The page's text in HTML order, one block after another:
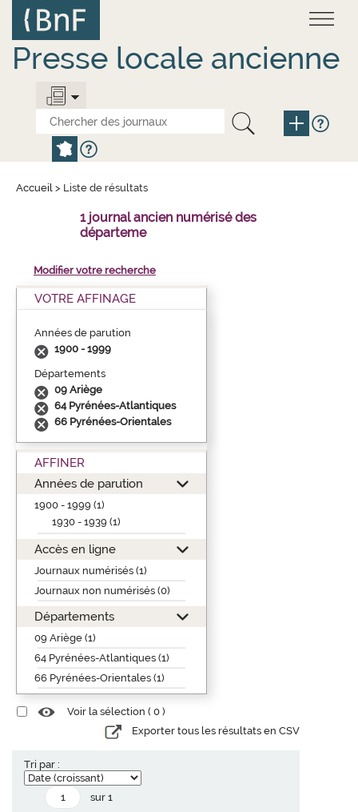
contenu
principal
Presse locale ancienne
Accueil > Liste de résultats
1 journal ancien numérisé des
départeme
Modifier votre recherche
VOTRE AFFINAGE
Années de parution
1900 - 1999
Départements
09 Ariège
64 Pyrénées-Atlantiques
66 Pyrénées-Orientales
AFFINER
Années de parution
1900 - 1999 (1)
1930 - 1939 (1)
Accès en ligne
Journaux numérisés (1)
Journaux non numérisés (0)
Départements
09 Ariège (1)
64 Pyrénées-Atlantiques (1)
66 Pyrénées-Orientales (1)
Voir la sélection ( 0 )
Exporter tous les résultats en CSV
Tri par :
sur 1
Panneau de gestion des cookies